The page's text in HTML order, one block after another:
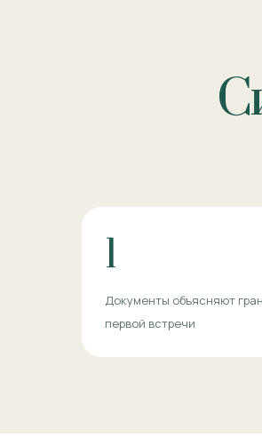
1
Документы объясняют
первой встречи